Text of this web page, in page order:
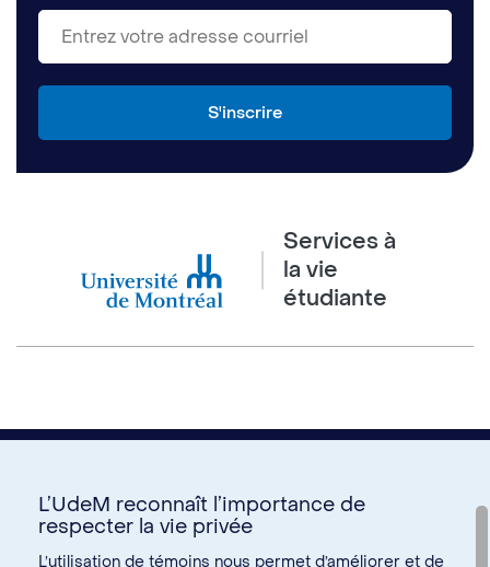
Services à
la vie
étudiante
Nous joindre
L’UdeM reconnaît l’importance de
respecter la vie privée
L’utilisation de témoins nous permet d’améliorer et de